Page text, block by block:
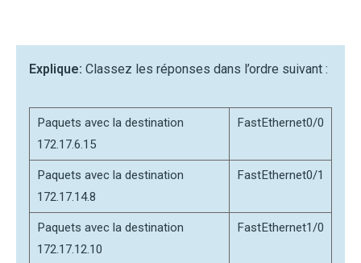
Explique: Classez les réponses dans l’ordre suivant :
Paquets avec la destination
172.17.6.15
FastEthernet0/0
Paquets avec la destination
172.17.14.8
FastEthernet0/1
Paquets avec la destination
172.17.12.10
FastEthernet1/0